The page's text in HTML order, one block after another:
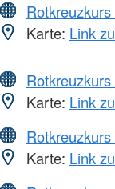
Karte: Link
Karte: Link
Karte: Link